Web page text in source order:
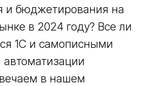
и бюджетирования на
в 2024 году? Все ли
1С и самописными
в нашем